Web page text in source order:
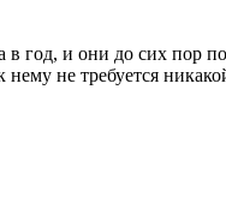
год, и они до сих пор
не требуется